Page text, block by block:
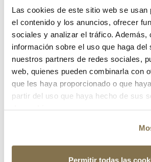
Las cookies de este sitio web se usan
el contenido y los anuncios, ofrecer
sociales y analizar el tráfico. Además,
información sobre el uso que haga del
nuestros partners de redes sociales,
web, quienes pueden combinarla con
que les haya proporcionado o que
partir del uso que haya hecho de sus
Permitir todas las
¿Has olvidado tu contraseña?